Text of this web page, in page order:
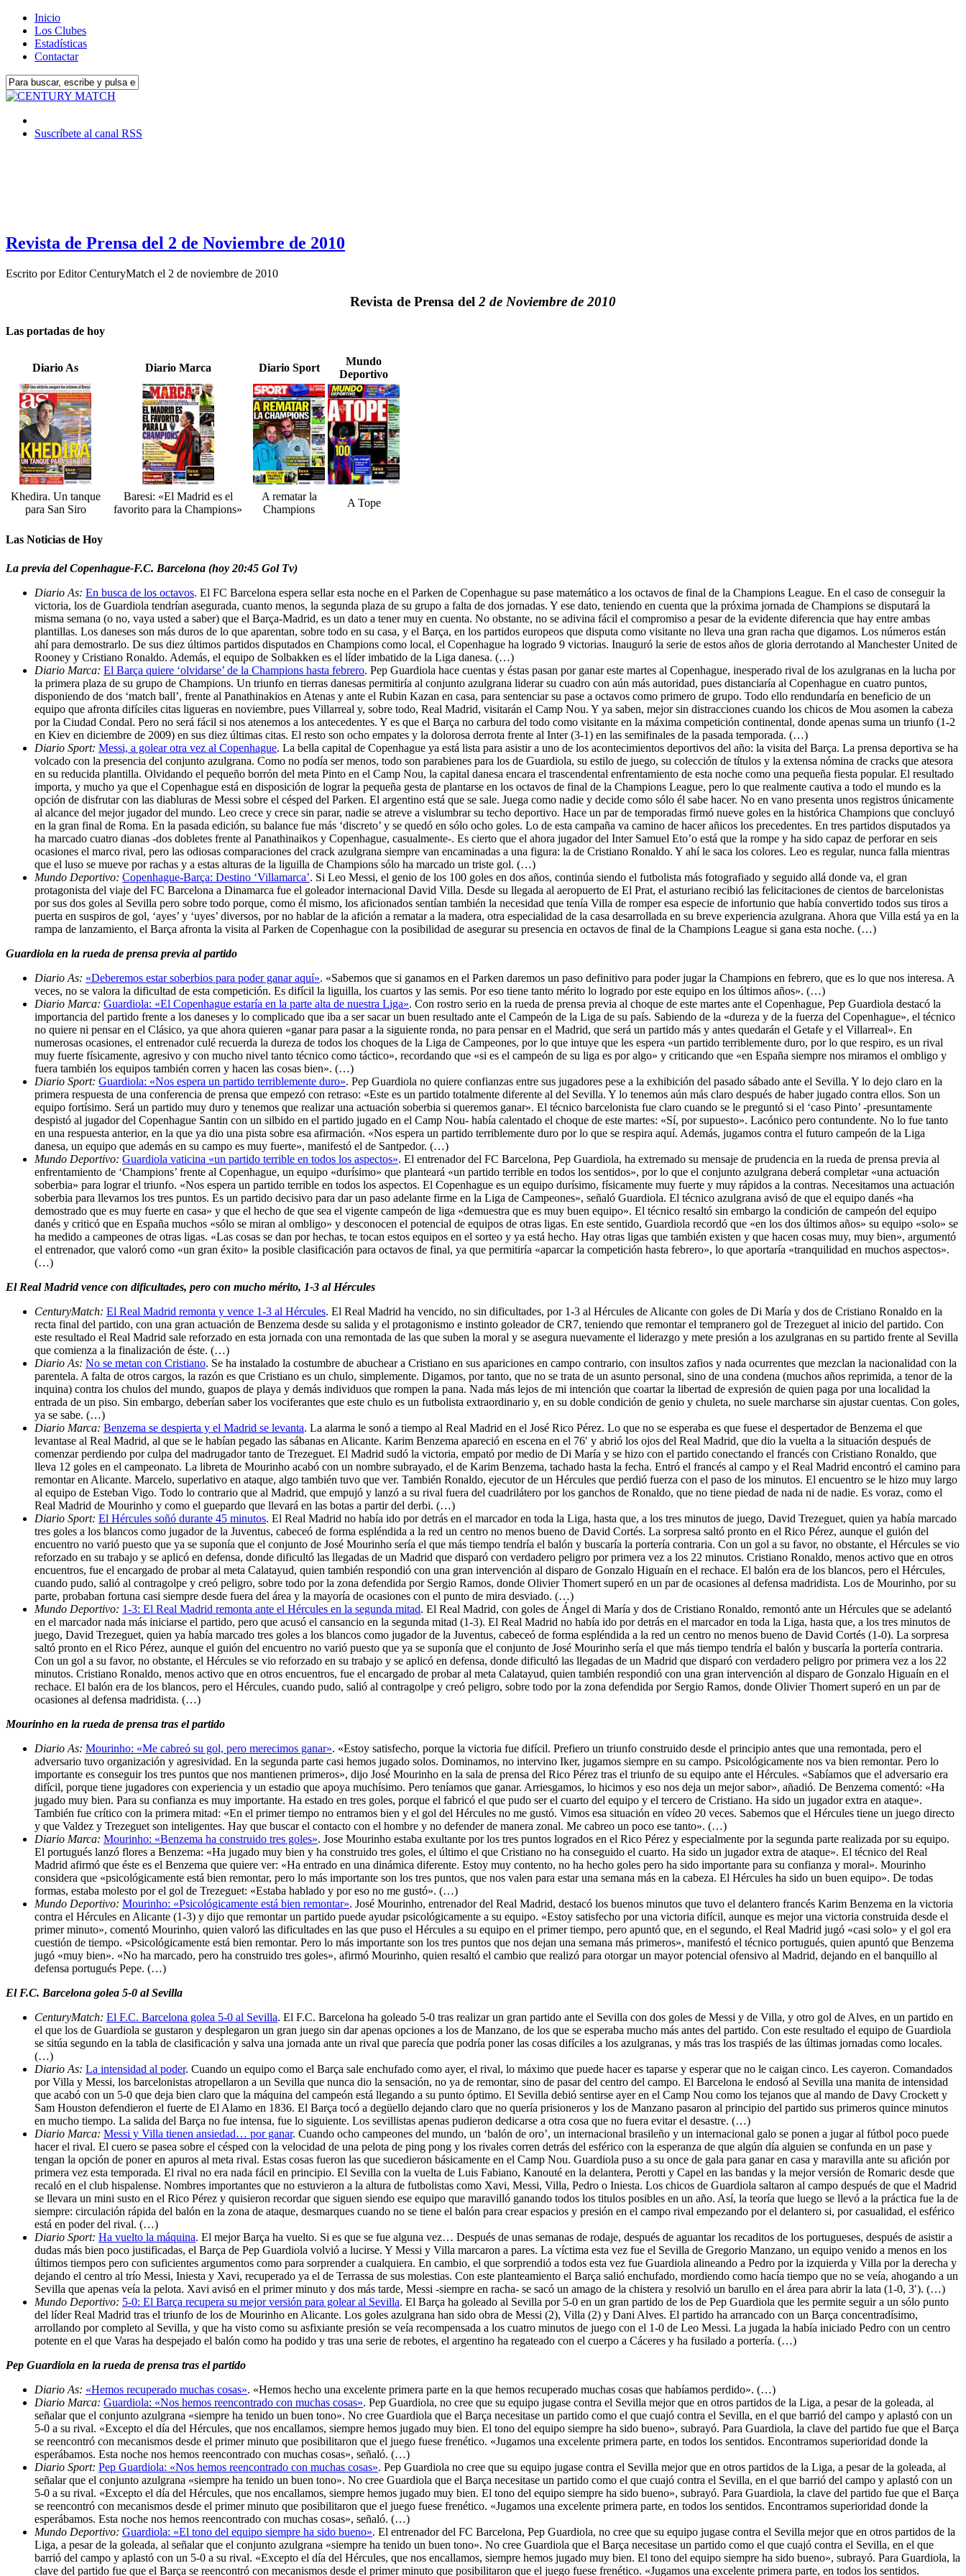
Inicio
Los Clubes
Estadísticas
Contactar
Suscríbete al canal RSS
Revista de Prensa del 2 de Noviembre de 2010
Escrito porEditor CenturyMatch el 2 de noviembre de 2010
Revista de Prensa del 2 de Noviembre de 2010
Las portadas de hoy
Diario As Diario Marca Diario Sport
Mundo
Deportivo
Khedira. Un tanque
para San Siro
Baresi: «El Madrid es el
favorito para la Champions»
A rematar la
Champions
A Tope
Las Noticias de Hoy
La previa del Copenhague-F.C. Barcelona (hoy 20:45 Gol Tv)
Diario As: En busca de los octavos. El FC Barcelona espera sellar esta noche en el Parken de Copenhague su pase matemático a los octavos de final de la Champions League. En el caso de conseguir la
victoria, los de Guardiola tendrían asegurada, cuanto menos, la segunda plaza de su grupo a falta de dos jornadas. Y ese dato, teniendo en cuenta que la próxima jornada de Champions se disputará la
misma semana (o no, vaya usted a saber) que el Barça-Madrid, es un dato a tener muy en cuenta. No obstante, no se adivina fácil el compromiso a pesar de la evidente diferencia que hay entre ambas
plantillas. Los daneses son más duros de lo que aparentan, sobre todo en su casa, y el Barça, en los partidos europeos que disputa como visitante no lleva una gran racha que digamos. Los números están
ahí para demostrarlo. De sus diez últimos partidos disputados en Champions como local, el Copenhague ha logrado 9 victorias. Inauguró la serie de estos años de gloria derrotando al Manchester United de
Rooney y Cristiano Ronaldo. Además, el equipo de Solbakken es el líder imbatido de la Liga danesa. (…)
Diario Marca: El Barça quiere ‘olvidarse’ de la Champions hasta febrero. Pep Guardiola hace cuentas y éstas pasan por ganar este martes al Copenhague, inesperado rival de los azulgranas en la lucha por
la primera plaza de su grupo de Champions. Un triunfo en tierras danesas permitiría al conjunto azulgrana liderar su cuadro con aún más autoridad, pues distanciaría al Copenhague en cuatro puntos,
disponiendo de dos ‘match ball’, frente al Panathinakios en Atenas y ante el Rubin Kazan en casa, para sentenciar su pase a octavos como primero de grupo. Todo ello rendundaría en beneficio de un
equipo que afronta difíciles citas ligueras en noviembre, pues Villarreal y, sobre todo, Real Madrid, visitarán el Camp Nou. Y ya saben, mejor sin distracciones cuando los chicos de Mou asomen la cabeza
por la Ciudad Condal. Pero no será fácil si nos atenemos a los antecedentes. Y es que el Barça no carbura del todo como visitante en la máxima competición continental, donde apenas suma un triunfo (1-2
en Kiev en diciembre de 2009) en sus diez últimas citas. El resto son ocho empates y la dolorosa derrota frente al Inter (3-1) en las semifinales de la pasada temporada. (…)
Diario Sport: Messi, a golear otra vez al Copenhague. La bella capital de Copenhague ya está lista para asistir a uno de los acontecimientos deportivos del año: la visita del Barça. La prensa deportiva se ha
volcado con la presencia del conjunto azulgrana. Como no podía ser menos, todo son parabienes para los de Guardiola, su estilo de juego, su colección de títulos y la extensa nómina de cracks que atesora
en su reducida plantilla. Olvidando el pequeño borrón del meta Pinto en el Camp Nou, la capital danesa encara el trascendental enfrentamiento de esta noche como una pequeña fiesta popular. El resultado
importa, y mucho ya que el Copenhague está en disposición de lograr la pequeña gesta de plantarse en los octavos de final de la Champions League, pero lo que realmente cautiva a todo el mundo es la
opción de disfrutar con las diabluras de Messi sobre el césped del Parken. El argentino está que se sale. Juega como nadie y decide como sólo él sabe hacer. No en vano presenta unos registros únicamente
al alcance del mejor jugador del mundo. Leo crece y crece sin parar, nadie se atreve a vislumbrar su techo deportivo. Hace un par de temporadas firmó nueve goles en la histórica Champions que concluyó
en la gran final de Roma. En la pasada edición, su balance fue más ‘discreto’ y se quedó en sólo ocho goles. Lo de esta campaña va camino de hacer añicos los precedentes. En tres partidos disputados ya
ha marcado cuatro dianas -dos dobletes frente al Panathinaikos y Copenhague, casualmente-. Es cierto que el ahora jugador del Inter Samuel Eto’o está que la rompe y ha sido capaz de perforar en seis
ocasiones el marco rival, pero las odiosas comparaciones del crack azulgrana siempre van encaminadas a una figura: la de Cristiano Ronaldo. Y ahí le saca los colores. Leo es regular, nunca falla mientras
que el luso se mueve por rachas y a estas alturas de la liguilla de Champions sólo ha marcado un triste gol. (…)
Mundo Deportivo: Copenhague-Barça: Destino ‘Villamarca’. Si Leo Messi, el genio de los 100 goles en dos años, continúa siendo el futbolista más fotografiado y seguido allá donde va, el gran
protagonista del viaje del FC Barcelona a Dinamarca fue el goleador internacional David Villa. Desde su llegada al aeropuerto de El Prat, el asturiano recibió las felicitaciones de cientos de barcelonistas
por sus dos goles al Sevilla pero sobre todo porque, como él mismo, los aficionados sentían también la necesidad que tenía Villa de romper esa especie de infortunio que había convertido todos sus tiros a
puerta en suspiros de gol, ‘ayes’ y ‘uyes’ diversos, por no hablar de la afición a rematar a la madera, otra especialidad de la casa desarrollada en su breve experiencia azulgrana. Ahora que Villa está ya en la
rampa de lanzamiento, el Barça afronta la visita al Parken de Copenhague con la posibilidad de asegurar su presencia en octavos de final de la Champions League si gana esta noche. (…)
Guardiola en la rueda de prensa previa al partido
Diario As: «Deberemos estar soberbios para poder ganar aquí». «Sabemos que si ganamos en el Parken daremos un paso definitivo para poder jugar la Champions en febrero, que es lo que nos interesa. A
veces, no se valora la dificultad de esta competición. Es difícil la liguilla, los cuartos y las semis. Por eso tiene tanto mérito lo logrado por este equipo en los últimos años». (…)
Diario Marca: Guardiola: «El Copenhague estaría en la parte alta de nuestra Liga». Con rostro serio en la rueda de prensa previa al choque de este martes ante el Copenhague, Pep Guardiola destacó la
importancia del partido frente a los daneses y lo complicado que iba a ser sacar un buen resultado ante el Campeón de la Liga de su país. Sabiendo de la «dureza y de la fuerza del Copenhague», el técnico
no quiere ni pensar en el Clásico, ya que ahora quieren «ganar para pasar a la siguiente ronda, no para pensar en el Madrid, que será un partido más y antes quedarán el Getafe y el Villarreal». En
numerosas ocasiones, el entrenador culé recuerda la dureza de todos los choques de la Liga de Campeones, por lo que intuye que les espera «un partido terriblemente duro, por lo que respiro, es un rival
muy fuerte físicamente, agresivo y con mucho nivel tanto técnico como táctico», recordando que «si es el campeón de su liga es por algo» y criticando que «en España siempre nos miramos el ombligo y
fuera también los equipos también corren y hacen las cosas bien». (…)
Diario Sport: Guardiola: «Nos espera un partido terriblemente duro». Pep Guardiola no quiere confianzas entre sus jugadores pese a la exhibición del pasado sábado ante el Sevilla. Y lo dejo claro en la
primera respuesta de una conferencia de prensa que empezó con retraso: «Este es un partido totalmente diferente al del Sevilla. Y lo tenemos aún más claro después de haber jugado contra ellos. Son un
equipo fortísimo. Será un partido muy duro y tenemos que realizar una actuación soberbia si queremos ganar». El técnico barcelonista fue claro cuando se le preguntó si el ‘caso Pinto’ -presuntamente
despistó al jugador del Copenhague Santin con un silbido en el partido jugado en el Camp Nou- había calentado el choque de este martes: «Sí, por supuesto». Lacónico pero contundente. No lo fue tanto
en una respuesta anterior, en la que ya dio una pista sobre esa afirmación. «Nos espera un partido terriblemente duro por lo que se respira aquí. Además, jugamos contra el futuro campeón de la Liga
danesa, un equipo que además en su campo es muy fuerte», manifestó el de Santpedor. (…)
Mundo Deportivo: Guardiola vaticina «un partido terrible en todos los aspectos». El entrenador del FC Barcelona, Pep Guardiola, ha extremado su mensaje de prudencia en la rueda de prensa previa al
enfrentamiento de ‘Champions’ frente al Copenhague, un equipo «durísimo» que planteará «un partido terrible en todos los sentidos», por lo que el conjunto azulgrana deberá completar «una actuación
soberbia» para lograr el triunfo. «Nos espera un partido terrible en todos los aspectos. El Copenhague es un equipo durísimo, físicamente muy fuerte y muy rápidos a la contras. Necesitamos una actuación
soberbia para llevarnos los tres puntos. Es un partido decisivo para dar un paso adelante firme en la Liga de Campeones», señaló Guardiola. El técnico azulgrana avisó de que el equipo danés «ha
demostrado que es muy fuerte en casa» y que el hecho de que sea el vigente campeón de liga «demuestra que es muy buen equipo». El técnico resaltó sin embargo la condición de campeón del equipo
danés y criticó que en España muchos «sólo se miran al ombligo» y desconocen el potencial de equipos de otras ligas. En este sentido, Guardiola recordó que «en los dos últimos años» su equipo «solo» se
ha medido a campeones de otras ligas. «Las cosas se dan por hechas, te tocan estos equipos en el sorteo y ya está hecho. Hay otras ligas que también existen y que hacen cosas muy, muy bien», argumentó
el entrenador, que valoró como «un gran éxito» la posible clasificación para octavos de final, ya que permitiría «aparcar la competición hasta febrero», lo que aportaría «tranquilidad en muchos aspectos».
(…)
El Real Madrid vence con dificultades, pero con mucho mérito, 1-3 al Hércules
CenturyMatch: El Real Madrid remonta y vence 1-3 al Hércules. El Real Madrid ha vencido, no sin dificultades, por 1-3 al Hércules de Alicante con goles de Di María y dos de Cristiano Ronaldo en la
recta final del partido, con una gran actuación de Benzema desde su salida y el protagonismo e instinto goleador de CR7, teniendo que remontar el tempranero gol de Trezeguet al inicio del partido. Con
este resultado el Real Madrid sale reforzado en esta jornada con una remontada de las que suben la moral y se asegura nuevamente el liderazgo y mete presión a los azulgranas en su partido frente al Sevilla
que comienza a la finalización de éste. (…)
Diario As: No se metan con Cristiano. Se ha instalado la costumbre de abuchear a Cristiano en sus apariciones en campo contrario, con insultos zafios y nada ocurrentes que mezclan la nacionalidad con la
parentela. A falta de otros cargos, la razón es que Cristiano es un chulo, simplemente. Digamos, por tanto, que no se trata de un asunto personal, sino de una condena (muchos años reprimida, a tenor de la
inquina) contra los chulos del mundo, guapos de playa y demás individuos que rompen la pana. Nada más lejos de mi intención que coartar la libertad de expresión de quien paga por una localidad la
entrada de un piso. Sin embargo, deberían saber los vociferantes que este chulo es un futbolista extraordinario y, en su doble condición de genio y chuleta, no suele marcharse sin ajustar cuentas. Con goles,
ya se sabe. (…)
Diario Marca: Benzema se despierta y el Madrid se levanta. La alarma le sonó a tiempo al Real Madrid en el José Rico Pérez. Lo que no se esperaba es que fuese el despertador de Benzema el que
levantase al Real Madrid, al que se le habían pegado las sábanas en Alicante. Karim Benzema apareció en escena en el 76′ y abrió los ojos del Real Madrid, que dio la vuelta a la situación después de
comenzar perdiendo por culpa del madrugador tanto de Trezeguet. El Madrid sudó la victoria, empató por medio de Di María y se hizo con el partido conectando el francés con Cristiano Ronaldo, que
lleva 12 goles en el campeonato. La libreta de Mourinho acabó con un nombre subrayado, el de Karim Benzema, tachado hasta la fecha. Entró el francés al campo y el Real Madrid encontró el camino para
remontar en Alicante. Marcelo, superlativo en ataque, algo también tuvo que ver. También Ronaldo, ejecutor de un Hércules que perdió fuerza con el paso de los minutos. El encuentro se le hizo muy largo
al equipo de Esteban Vigo. Todo lo contrario que al Madrid, que empujó y lanzó a su rival fuera del cuadrilátero por los ganchos de Ronaldo, que no tiene piedad de nada ni de nadie. Es voraz, como el
Real Madrid de Mourinho y como el guepardo que llevará en las botas a partir del derbi. (…)
Diario Sport: El Hércules soñó durante 45 minutos. El Real Madrid no había ido por detrás en el marcador en toda la Liga, hasta que, a los tres minutos de juego, David Trezeguet, quien ya había marcado
tres goles a los blancos como jugador de la Juventus, cabeceó de forma espléndida a la red un centro no menos bueno de David Cortés. La sorpresa saltó pronto en el Rico Pérez, aunque el guión del
encuentro no varió puesto que ya se suponía que el conjunto de José Mourinho sería el que más tiempo tendría el balón y buscaría la portería contraria. Con un gol a su favor, no obstante, el Hércules se vio
reforzado en su trabajo y se aplicó en defensa, donde dificultó las llegadas de un Madrid que disparó con verdadero peligro por primera vez a los 22 minutos. Cristiano Ronaldo, menos activo que en otros
encuentros, fue el encargado de probar al meta Calatayud, quien también respondió con una gran intervención al disparo de Gonzalo Higuaín en el rechace. El balón era de los blancos, pero el Hércules,
cuando pudo, salió al contragolpe y creó peligro, sobre todo por la zona defendida por Sergio Ramos, donde Olivier Thomert superó en un par de ocasiones al defensa madridista. Los de Mourinho, por su
parte, probaban fortuna casi siempre desde fuera del área y la mayoría de ocasiones con el punto de mira desviado. (…)
Mundo Deportivo: 1-3: El Real Madrid remonta ante el Hércules en la segunda mitad. El Real Madrid, con goles de Ángel di María y dos de Cristiano Ronaldo, remontó ante un Hércules que se adelantó
en el marcador nada más iniciarse el partido, pero que acusó el cansancio en la segunda mitad (1-3). El Real Madrid no había ido por detrás en el marcador en toda la Liga, hasta que, a los tres minutos de
juego, David Trezeguet, quien ya había marcado tres goles a los blancos como jugador de la Juventus, cabeceó de forma espléndida a la red un centro no menos bueno de David Cortés (1-0). La sorpresa
saltó pronto en el Rico Pérez, aunque el guión del encuentro no varió puesto que ya se suponía que el conjunto de José Mourinho sería el que más tiempo tendría el balón y buscaría la portería contraria.
Con un gol a su favor, no obstante, el Hércules se vio reforzado en su trabajo y se aplicó en defensa, donde dificultó las llegadas de un Madrid que disparó con verdadero peligro por primera vez a los 22
minutos. Cristiano Ronaldo, menos activo que en otros encuentros, fue el encargado de probar al meta Calatayud, quien también respondió con una gran intervención al disparo de Gonzalo Higuaín en el
rechace. El balón era de los blancos, pero el Hércules, cuando pudo, salió al contragolpe y creó peligro, sobre todo por la zona defendida por Sergio Ramos, donde Olivier Thomert superó en un par de
ocasiones al defensa madridista. (…)
Mourinho en la rueda de prensa tras el partido
Diario As: Mourinho: «Me cabreó su gol, pero merecimos ganar». «Estoy satisfecho, porque la victoria fue difícil. Prefiero un triunfo construido desde el principio antes que una remontada, pero el
adversario tuvo organización y agresividad. En la segunda parte casi hemos jugado solos. Dominamos, no intervino Iker, jugamos siempre en su campo. Psicológicamente nos va bien remontar. Pero lo
importante es conseguir los tres puntos que nos mantienen primeros», dijo José Mourinho en la sala de prensa del Rico Pérez tras el triunfo de su equipo ante el Hércules. «Sabíamos que el adversario era
difícil, porque tiene jugadores con experiencia y un estadio que apoya muchísimo. Pero teníamos que ganar. Arriesgamos, lo hicimos y eso nos deja un mejor sabor», añadió. De Benzema comentó: «Ha
jugado muy bien. Para su confianza es muy importante. Ha estado en tres goles, porque el fabricó el que pudo ser el cuarto del equipo y el tercero de Cristiano. Ha sido un jugador extra en ataque».
También fue crítico con la primera mitad: «En el primer tiempo no entramos bien y el gol del Hércules no me gustó. Vimos esa situación en vídeo 20 veces. Sabemos que el Hércules tiene un juego directo
y que Valdez y Trezeguet son inteligentes. Hay que buscar el contacto con el hombre y no defender de manera zonal. Me cabreo un poco ese tanto». (…)
Diario Marca: Mourinho: «Benzema ha construido tres goles». Jose Mourinho estaba exultante por los tres puntos logrados en el Rico Pérez y especialmente por la segunda parte realizada por su equipo.
El portugués lanzó flores a Benzema: «Ha jugado muy bien y ha construido tres goles, el último el que Cristiano no ha conseguido el cuarto. Ha sido un jugador extra de ataque». El técnico del Real
Madrid afirmó que éste es el Benzema que quiere ver: «Ha entrado en una dinámica diferente. Estoy muy contento, no ha hecho goles pero ha sido importante para su confianza y moral». Mourinho
considera que «psicológicamente está bien remontar, pero lo más importante son los tres puntos, que nos valen para estar una semana más en la cabeza. El Hércules ha sido un buen equipo». De todas
formas, estaba molesto por el gol de Trezeguet: «Estaba hablado y por eso no me gustó». (…)
Mundo Deportivo: Mourinho: «Psicológicamente está bien remontar». José Mourinho, entrenador del Real Madrid, destacó los buenos minutos que tuvo el delantero francés Karim Benzema en la victoria
contra el Hércules en Alicante (1-3) y dijo que remontar un partido puede ayudar psicológicamente a su equipo. «Estoy satisfecho por una victoria difícil, aunque es mejor una victoria construida desde el
primer minuto», comentó Mourinho, quien valoró las dificultades en las que puso el Hércules a su equipo en el primer tiempo, pero apuntó que, en el segundo, el Real Madrid jugó «casi solo» y el gol era
cuestión de tiempo. «Psicológicamente está bien remontar. Pero lo más importante son los tres puntos que nos dejan una semana más primeros», manifestó el técnico portugués, quien apuntó que Benzema
jugó «muy bien». «No ha marcado, pero ha construido tres goles», afirmó Mourinho, quien resaltó el cambio que realizó para otorgar un mayor potencial ofensivo al Madrid, dejando en el banquillo al
defensa portugués Pepe. (…)
El F.C. Barcelona golea 5-0 al Sevilla
CenturyMatch: El F.C. Barcelona golea 5-0 al Sevilla. El F.C. Barcelona ha goleado 5-0 tras realizar un gran partido ante el Sevilla con dos goles de Messi y de Villa, y otro gol de Alves, en un partido en
el que los de Guardiola se gustaron y desplegaron un gran juego sin dar apenas opciones a los de Manzano, de los que se esperaba mucho más antes del partido. Con este resultado el equipo de Guardiola
se sitúa segundo en la tabla de clasificación y salva una jornada ante un rival que parecía que podría poner las cosas difíciles a los azulgranas, y más tras los traspiés de las últimas jornadas como locales.
(…)
Diario As: La intensidad al poder. Cuando un equipo como el Barça sale enchufado como ayer, el rival, lo máximo que puede hacer es taparse y esperar que no le caigan cinco. Les cayeron. Comandados
por Villa y Messi, los barcelonistas atropellaron a un Sevilla que nunca dio la sensación, no ya de remontar, sino de pasar del centro del campo. El Barcelona le endosó al Sevilla una manita de intensidad
que acabó con un 5-0 que deja bien claro que la máquina del campeón está llegando a su punto óptimo. El Sevilla debió sentirse ayer en el Camp Nou como los tejanos que al mando de Davy Crockett y
Sam Houston defendieron el fuerte de El Alamo en 1836. El Barça tocó a degüello dejando claro que no quería prisioneros y los de Manzano pasaron al principio del partido sus primeros quince minutos
en mucho tiempo. La salida del Barça no fue intensa, fue lo siguiente. Los sevillistas apenas pudieron dedicarse a otra cosa que no fuera evitar el desastre. (…)
Diario Marca: Messi y Villa tienen ansiedad… por ganar. Cuando ocho campeones del mundo, un ‘balón de oro’, un internacional brasileño y un internacional galo se ponen a jugar al fútbol poco puede
hacer el rival. El cuero se pasea sobre el césped con la velocidad de una pelota de ping pong y los rivales corren detrás del esférico con la esperanza de que algún día alguien se confunda en un pase y
tengan la opción de poner en apuros al meta rival. Estas cosas fueron las que sucedieron básicamente en el Camp Nou. Guardiola puso a su once de gala para ganar en casa y maravilla ante su afición por
primera vez esta temporada. El rival no era nada fácil en principio. El Sevilla con la vuelta de Luis Fabiano, Kanouté en la delantera, Perotti y Capel en las bandas y la mejor versión de Romaric desde que
recaló en el club hispalense. Nombres importantes que no estuvieron a la altura de futbolistas como Xavi, Messi, Villa, Pedro o Iniesta. Los chicos de Guardiola saltaron al campo después de que el Madrid
se llevara un mini susto en el Rico Pérez y quisieron recordar que siguen siendo ese equipo que maravilló ganando todos los titulos posibles en un año. Así, la teoría que luego se llevó a la práctica fue la de
siempre: circulación rápida del balón en la zona de ataque, desmarques cuando no se tiene el balón para crear espacios y presión en el campo rival empezando por el delantero si, por casualidad, el esférico
está en poder del rival. (…)
Diario Sport: Ha vuelto la máquina. El mejor Barça ha vuelto. Si es que se fue alguna vez… Después de unas semanas de rodaje, después de aguantar los recaditos de los portugueses, después de asistir a
dudas más bien poco justificadas, el Barça de Pep Guardiola volvió a lucirse. Y Messi y Villa marcaron a pares. La víctima esta vez fue el Sevilla de Gregorio Manzano, un equipo venido a menos en los
últimos tiempos pero con suficientes argumentos como para sorprender a cualquiera. En cambio, el que sorprendió a todos esta vez fue Guardiola alineando a Pedro por la izquierda y Villa por la derecha y
dejando el centro al trío Messi, Iniesta y Xavi, recuperado ya el de Terrassa de sus molestias. Con este planteamiento el Barça salió enchufado, mordiendo como hacía tiempo que no se veía, ahogando a un
Sevilla que apenas veía la pelota. Xavi avisó en el primer minuto y dos más tarde, Messi -siempre en racha- se sacó un amago de la chistera y resolvió un barullo en el área para abrir la lata (1-0, 3′). (…)
Mundo Deportivo: 5-0: El Barça recupera su mejor versión para golear al Sevilla. El Barça ha goleado al Sevilla por 5-0 en un gran partido de los de Pep Guardiola que les permite seguir a un sólo punto
del líder Real Madrid tras el triunfo de los de Mourinho en Alicante. Los goles azulgrana han sido obra de Messi (2), Villa (2) y Dani Alves. El partido ha arrancado con un Barça concentradísimo,
arrollando por completo al Sevilla, y que ha visto como su asfixiante presión se veía recompensada a los cuatro minutos de juego con el 1-0 de Leo Messi. La jugada la había iniciado Pedro con un centro
potente en el que Varas ha despejado el balón como ha podido y tras una serie de rebotes, el argentino ha regateado con el cuerpo a Cáceres y ha fusilado a portería. (…)
Pep Guardiola en la rueda de prensa tras el partido
Diario As: «Hemos recuperado muchas cosas». «Hemos hecho una excelente primera parte en la que hemos recuperado muchas cosas que habíamos perdido». (…)
Diario Marca: Guardiola: «Nos hemos reencontrado con muchas cosas». Pep Guardiola, no cree que su equipo jugase contra el Sevilla mejor que en otros partidos de la Liga, a pesar de la goleada, al
señalar que el conjunto azulgrana «siempre ha tenido un buen tono». No cree Guardiola que el Barça necesitase un partido como el que cuajó contra el Sevilla, en el que barrió del campo y aplastó con un
5-0 a su rival. «Excepto el día del Hércules, que nos encallamos, siempre hemos jugado muy bien. El tono del equipo siempre ha sido bueno», subrayó. Para Guardiola, la clave del partido fue que el Barça
se reencontró con mecanismos desde el primer minuto que posibilitaron que el juego fuese frenético. «Jugamos una excelente primera parte, en todos los sentidos. Encontramos superioridad donde la
esperábamos. Esta noche nos hemos reencontrado con muchas cosas», señaló. (…)
Diario Sport: Pep Guardiola: «Nos hemos reencontrado con muchas cosas». Pep Guardiola no cree que su equipo jugase contra el Sevilla mejor que en otros partidos de la Liga, a pesar de la goleada, al
señalar que el conjunto azulgrana «siempre ha tenido un buen tono». No cree Guardiola que el Barça necesitase un partido como el que cuajó contra el Sevilla, en el que barrió del campo y aplastó con un
5-0 a su rival. «Excepto el día del Hércules, que nos encallamos, siempre hemos jugado muy bien. El tono del equipo siempre ha sido bueno», subrayó. Para Guardiola, la clave del partido fue que el Barça
se reencontró con mecanismos desde el primer minuto que posibilitaron que el juego fuese frenético. «Jugamos una excelente primera parte, en todos los sentidos. Encontramos superioridad donde la
esperábamos. Esta noche nos hemos reencontrado con muchas cosas», señaló. (…)
Mundo Deportivo: Guardiola: «El tono del equipo siempre ha sido bueno». El entrenador del FC Barcelona, Pep Guardiola, no cree que su equipo jugase contra el Sevilla mejor que en otros partidos de la
Liga, a pesar de la goleada, al señalar que el conjunto azulgrana «siempre ha tenido un buen tono». No cree Guardiola que el Barça necesitase un partido como el que cuajó contra el Sevilla, en el que
barrió del campo y aplastó con un 5-0 a su rival. «Excepto el día del Hércules, que nos encallamos, siempre hemos jugado muy bien. El tono del equipo siempre ha sido bueno», subrayó. Para Guardiola, la
clave del partido fue que el Barça se reencontró con mecanismos desde el primer minuto que posibilitaron que el juego fuese frenético. «Jugamos una excelente primera parte, en todos los sentidos.